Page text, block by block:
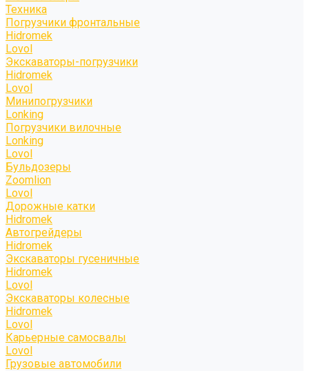
Техника
Погрузчики фронтальные
Hidromek
Lovol
Экскаваторы-погрузчики
Hidromek
Lovol
Минипогрузчики
Lonking
Погрузчики вилочные
Lonking
Lovol
Бульдозеры
Zoomlion
Lovol
Дорожные катки
Hidromek
Автогрейдеры
Hidromek
Экскаваторы гусеничные
Hidromek
Lovol
Экскаваторы колесные
Hidromek
Lovol
Карьерные самосвалы
Lovol
Грузовые автомобили